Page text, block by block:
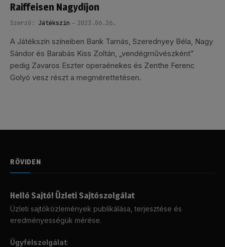
Raiffeisen Nagydíjon
Szerző: Játékszín 2023.06.26.
A Játékszín színeiben Bank Tamás, Szerednyey Béla, Nagy
Sándor és Barabás Kiss Zoltán, „vendégművészként”
pedig Zavaros Eszter operaénekes és Zenthe Ferenc
Golyó vesz részt a megmérettetésen.
RÖVIDEN
Helló Sajtó! Üzleti Sajtószolgálat
Üzleti sajtóközlemények publikálása, terjesztése és
eredményességük mérése.
Ügyfélszolgálat: